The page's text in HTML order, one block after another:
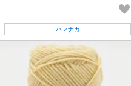
ハマナカ